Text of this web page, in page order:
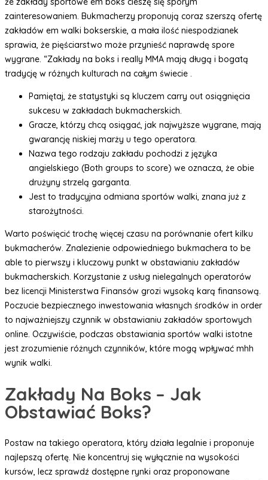
zainteresowaniem. Bukmacherzy proponują coraz szerszą ofertę
zakładów em walki bokserskie, a mała ilość niespodzianek
sprawia, że pięściarstwo może przynieść naprawdę spore
wygrane. “Zakłady na boks i really MMA mają długą i bogatą
tradycję w różnych kulturach na całym świecie .
Pamiętaj, że statystyki są kluczem carry out osiągnięcia
sukcesu w zakładach bukmacherskich.
Gracze, którzy chcą osiągać, jak najwyższe wygrane, mają
gwarancję niskiej marży u tego operatora.
Nazwa tego rodzaju zakładu pochodzi z języka
angielskiego (Both groups to score) we oznacza, że obie
drużyny strzelą garganta.
Jest to tradycyjna odmiana sportów walki, znana już z
starożytności.
Warto poświęcić trochę więcej czasu na porównanie ofert kilku
bukmacherów. Znalezienie odpowiedniego bukmachera to be
able to pierwszy i kluczowy punkt w obstawianiu zakładów
bukmacherskich. Korzystanie z usług nielegalnych operatorów
bez licencji Ministerstwa Finansów grozi wysoką karą finansową.
Poczucie bezpiecznego inwestowania własnych środków in order
to najważniejszy czynnik w obstawianiu zakładów sportowych
online. Oczywiście, podczas obstawiania sportów walki istotne
jest zrozumienie różnych czynników, które mogą wpływać mhh
wynik walki.
Zakłady Na Boks – Jak
Obstawiać Boks?
Postaw na takiego operatora, który działa legalnie i proponuje
najlepszą ofertę. Nie koncentruj się wyłącznie na wysokości
kursów, lecz sprawdź dostępne rynki oraz proponowane